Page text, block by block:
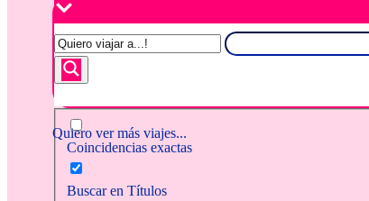
Quiero ver más viajes...
Coincidencias exactas
Buscar en Títulos